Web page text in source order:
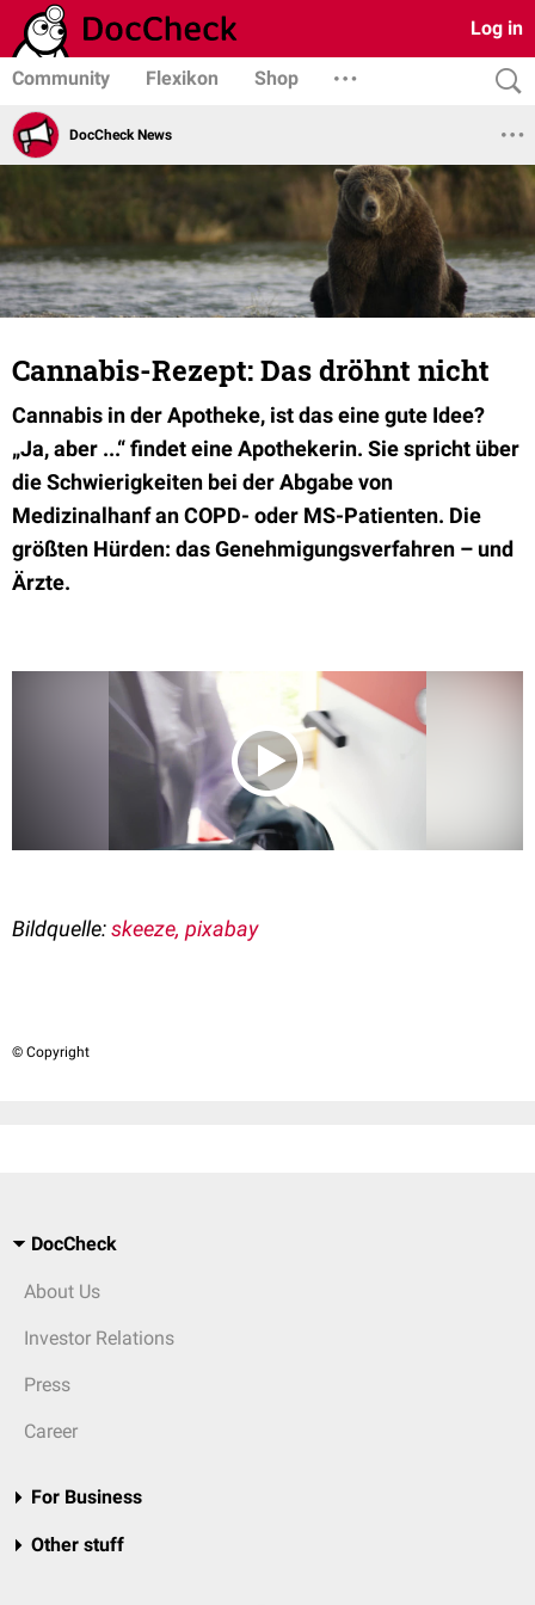
Log in
Community Flexikon Shop
DocCheck News
Cannabis-Rezept: Das dröhnt nicht
Cannabis in der Apotheke, ist das eine gute Idee?
„Ja, aber ...“ findet eine Apothekerin. Sie spricht über
die Schwierigkeiten bei der Abgabe von
Medizinalhanf an COPD- oder MS-Patienten. Die
größten Hürden: das Genehmigungsverfahren – und
Ärzte.
Bildquelle:skeeze, pixabay
© Copyright
DocCheck
About Us
Investor Relations
Press
Career
For Business
Other stuff